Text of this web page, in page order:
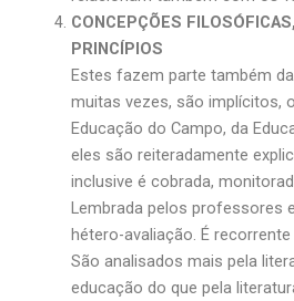
CONCEPÇÕES
PRINCÍPIOS
Estes fazem parte também
muitas vezes, são implícitos,
Educação do Campo, da
eles são reiteradamente
inclusive é cobrada,
Lembrada pelos professores
hétero-avaliação. É
São analisados mais pela
educação do que pela